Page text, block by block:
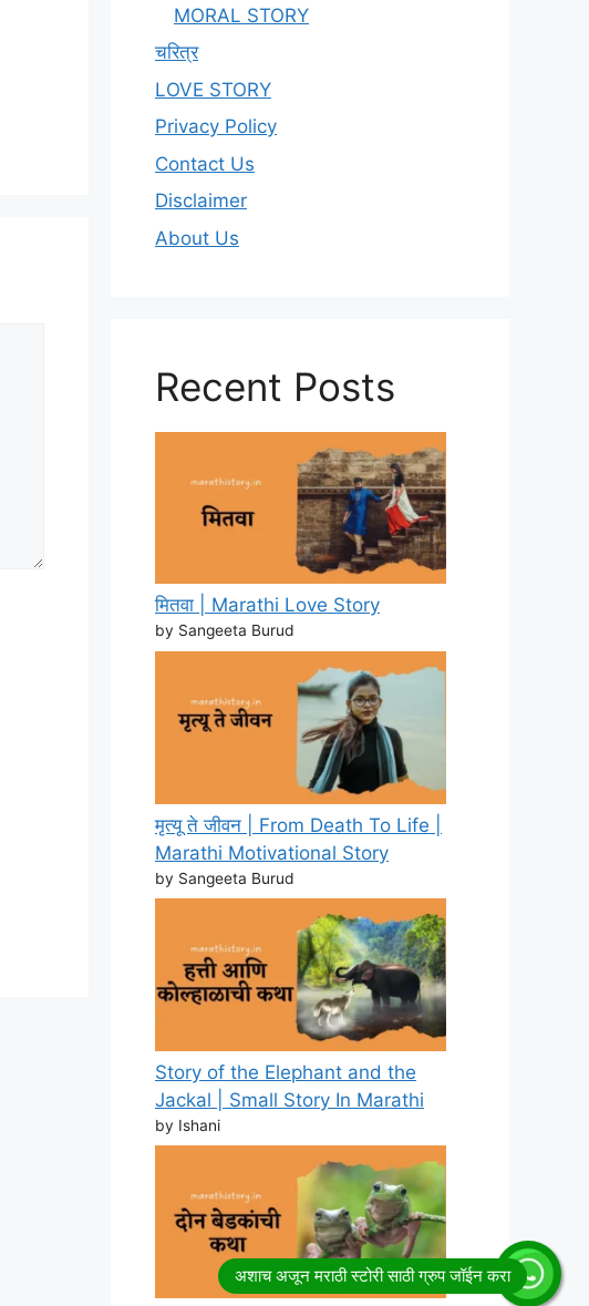
MORAL STORY
चरित्र
LOVE STORY
Privacy Policy
Contact Us
Disclaimer
About Us
Recent Posts
मितवा | Marathi Love Story
by Sangeeta Burud
मृत्यू ते जीवन | From Death To Life |
Marathi Motivational Story
by Sangeeta Burud
Story of the Elephant and the
Jackal | Small Story In Marathi
by Ishani